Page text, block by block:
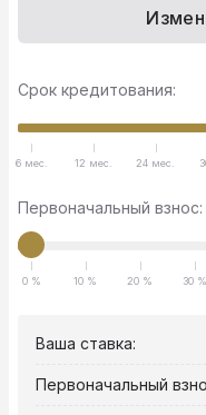
Срок кредитования:
6 мес. 12 мес. 24 мес.
Первоначальный взнос:
0 % 10 % 20 % 30 %
Ваша ставка:
Первоначальный